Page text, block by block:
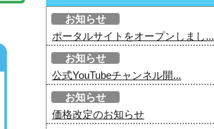
お知らせ
ポータルサイトをオープンしまし...
お知らせ
公式YouTubeチャンネル開...
お知らせ
価格改定のお知らせ